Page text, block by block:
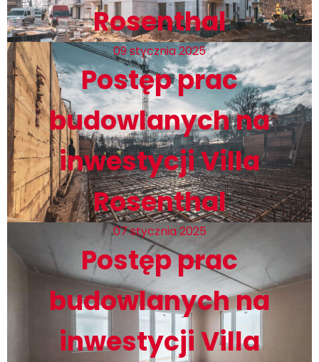
Rosenthal
09 stycznia 2025
Postęp prac
budowlanych na
inwestycji Villa
Rosenthal
07 stycznia 2025
Postęp prac
budowlanych na
inwestycji Villa